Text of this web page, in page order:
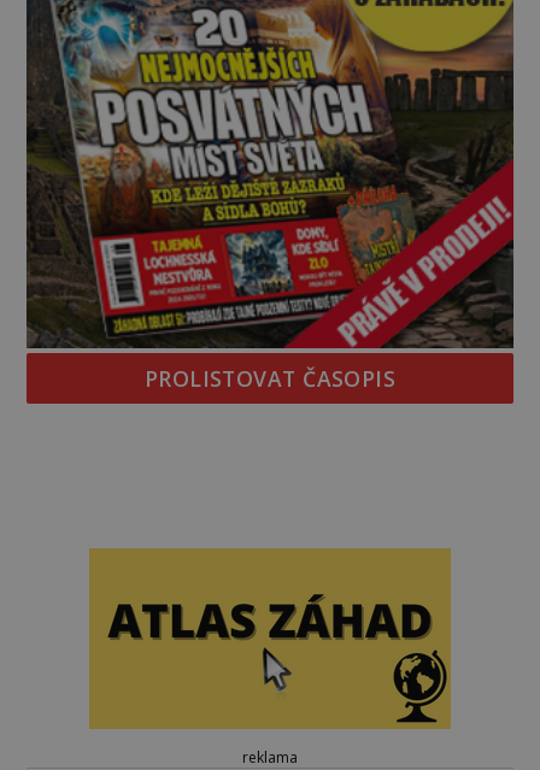
PROLISTOVAT ČASOPIS
reklama